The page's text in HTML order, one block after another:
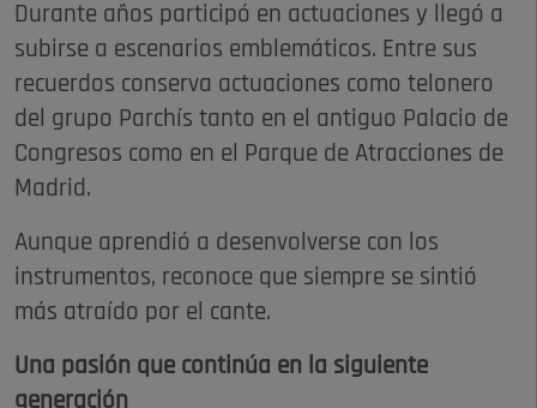
Durante años participó en actuaciones y llegó a
subirse a escenarios emblemáticos. Entre sus
recuerdos conserva actuaciones como telonero
del grupo Parchís tanto en el antiguo Palacio de
Congresos como en el Parque de Atracciones de
Madrid.
Aunque aprendió a desenvolverse con los
instrumentos, reconoce que siempre se sintió
más atraído por el cante.
Una pasión que continúa en la siguiente
generación